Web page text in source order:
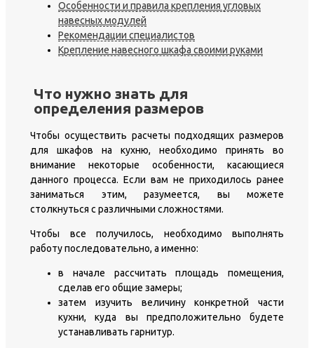
Особенности и правила крепления угловых
навесных модулей
Рекомендации специалистов
Крепление навесного шкафа своими руками
Что нужно знать для
определения размеров
Чтобы осуществить расчеты подходящих размеров
для шкафов на кухню, необходимо принять во
внимание некоторые особенности, касающиеся
данного процесса. Если вам не приходилось ранее
заниматься этим, разумеется, вы можете
столкнуться с различными сложностями.
Чтобы все получилось, необходимо выполнять
работу последовательно, а именно:
в начале рассчитать площадь помещения,
сделав его общие замеры;
затем изучить величину конкретной части
кухни, куда вы предположительно будете
устанавливать гарнитур.